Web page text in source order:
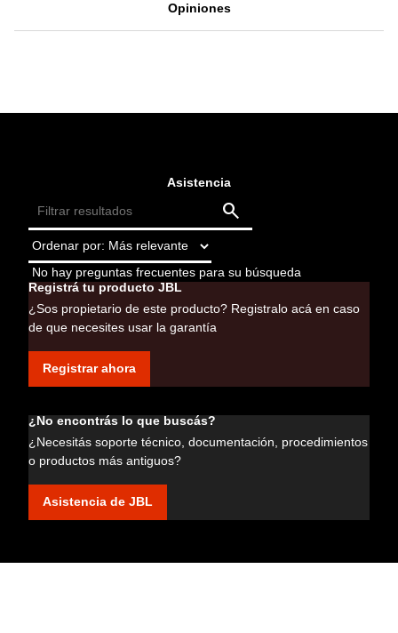
Opiniones
Asistencia
No hay preguntas frecuentes para su búsqueda
Registrá tu producto JBL
¿Sos propietario de este producto? Registralo acá en caso
de que necesites usar la garantía
Registrar ahora
¿No encontrás lo que buscás?
¿Necesitás soporte técnico, documentación, procedimientos
o productos más antiguos?
Asistencia de JBL